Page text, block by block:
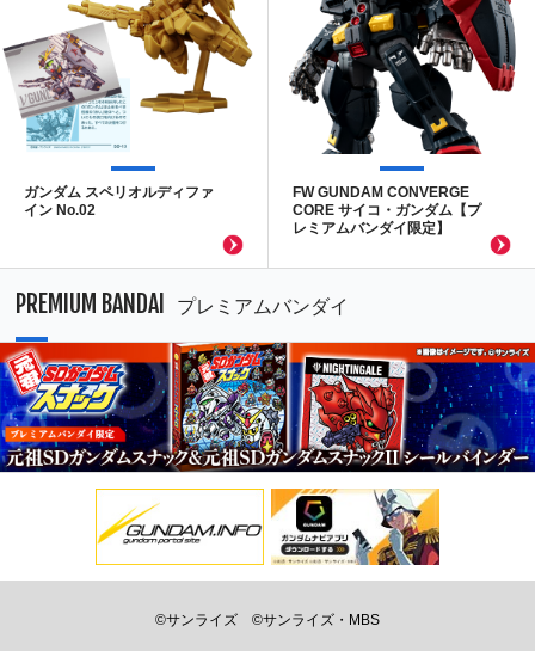
ガンダム スペリオルディファ
イン No.02
FW GUNDAM CONVERGE
CORE サイコ・ガンダム【プ
レミアムバンダイ限定】
PREMIUM BANDAI プレミアムバンダイ
©サンライズ ©サンライズ・MBS